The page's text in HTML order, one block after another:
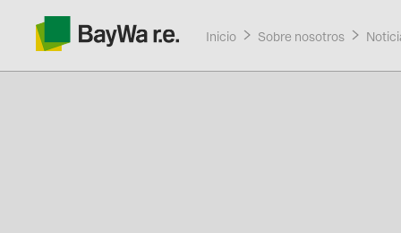
Inicio Sobre nosotros